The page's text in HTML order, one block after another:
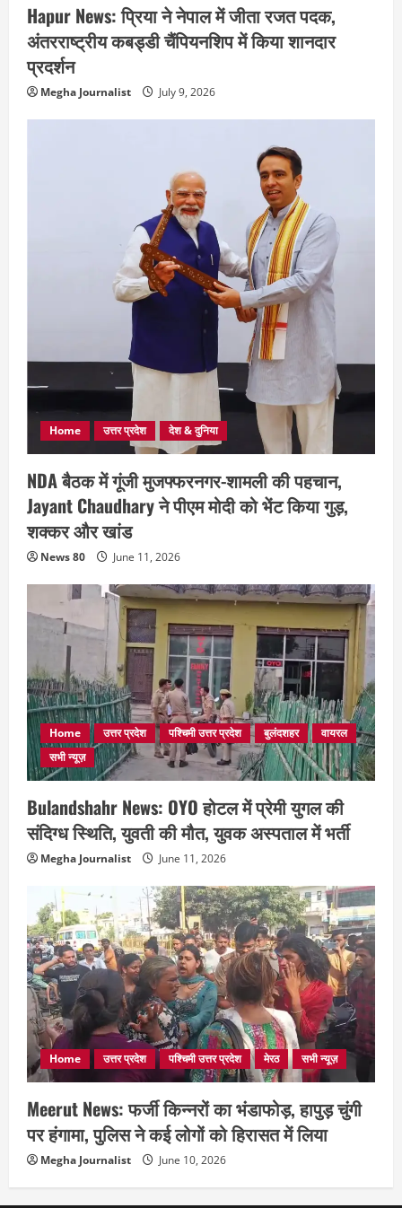
Hapur News: प्रिया ने नेपाल में जीता रजत पदक,
अंतरराष्ट्रीय कबड्डी चैंपियनशिप में किया शानदार
प्रदर्शन
Megha Journalist July 9, 2026
Home उत्तर प्रदेश देश & दुनिया
NDA बैठक में गूंजी मुजफ्फरनगर-शामली की पहचान,
Jayant Chaudhary ने पीएम मोदी को भेंट किया गुड़,
शक्कर और खांड
News 80 June 11, 2026
Home उत्तर प्रदेश पश्चिमी उत्तर प्रदेश बुलंदशहर
वायरल
सभी न्यूज़
Bulandshahr News: OYO होटल में प्रेमी युगल की
संदिग्ध स्थिति, युवती की मौत, युवक अस्पताल में भर्ती
Megha Journalist June 11, 2026
Home उत्तर प्रदेश पश्चिमी उत्तर प्रदेश मेरठ सभी न्यूज़
Meerut News: फर्जी किन्नरों का भंडाफोड़, हापुड़ चुंगी
पर हंगामा, पुलिस ने कई लोगों को हिरासत में लिया
Megha Journalist June 10, 2026